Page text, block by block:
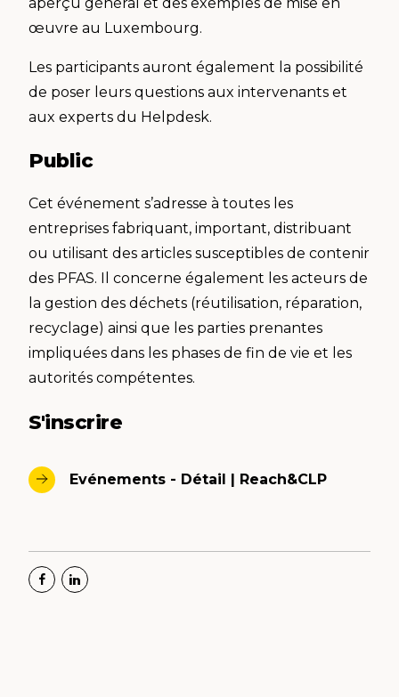
œuvre au Luxembourg.
Les participants auront également la possibilité
de poser leurs questions aux intervenants et
aux experts du Helpdesk.
Public
Cet événement s’adresse à toutes les
entreprises fabriquant, important, distribuant
ou utilisant des articles susceptibles de contenir
des PFAS. Il concerne également les acteurs de
la gestion des déchets (réutilisation, réparation,
recyclage) ainsi que les parties prenantes
impliquées dans les phases de fin de vie et les
autorités compétentes.
S'inscrire
Evénements - Détail | Reach&CLP